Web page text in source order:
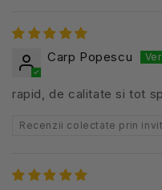
Carp Popescu
rapid, de calitate si tot
Recenzii colectate prin